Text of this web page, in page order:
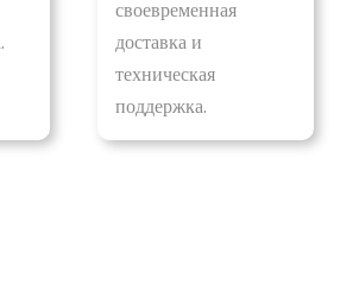
своевременная
доставка и
техническая
поддержка.